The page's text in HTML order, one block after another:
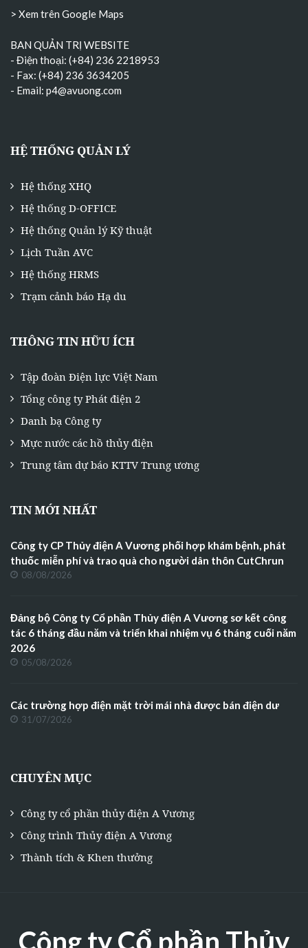
> Xem trên Google Maps
BAN QUẢN TRỊ WEBSITE
- Điện thoại: (+84) 236 2218953
- Fax: (+84) 236 3634205
- Email: p4@avuong.com
HỆ THỐNG QUẢN LÝ
Hệ thống XHQ
Hệ thống D-OFFICE
Hệ thống Quản lý Kỹ thuật
Lịch Tuần AVC
Hệ thống HRMS
Trạm cảnh báo Hạ du
THÔNG TIN HỮU ÍCH
Tập đoàn Điện lực Việt Nam
Tổng công ty Phát điện 2
Danh bạ Công ty
Mực nước các hồ thủy điện
Trung tâm dự báo KTTV Trung ương
TIN MỚI NHẤT
Công ty CP Thủy điện A Vương phối hợp khám bệnh, phát
thuốc miễn phí và trao quà cho người dân thôn CutChrun
08/08/2026
Đảng bộ Công ty Cổ phần Thủy điện A Vương sơ kết công
tác 6 tháng đầu năm và triển khai nhiệm vụ 6 tháng cuối năm
2026
05/08/2026
Các trường hợp điện mặt trời mái nhà được bán điện dư
31/07/2026
CHUYÊN MỤC
Công ty cổ phần thủy điện A Vương
Công trình Thủy điện A Vương
Thành tích & Khen thưởng